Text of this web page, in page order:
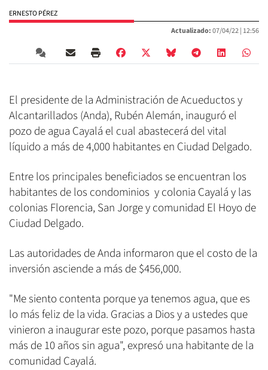
ERNESTO PÉREZ
Actualizado:07/04/22 | 12:56
El presidente de la Administración de Acueductos y
Alcantarillados (Anda), Rubén Alemán, inauguró el
pozo de agua Cayalá el cual abastecerá del vital
líquido a más de 4,000 habitantes en Ciudad Delgado.
Entre los principales beneficiados se encuentran los
habitantes de los condominios y colonia Cayalá y las
colonias Florencia, San Jorge y comunidad El Hoyo de
Ciudad Delgado.
Las autoridades de Anda informaron que el costo de la
inversión asciende a más de $456,000.
"Me siento contenta porque ya tenemos agua, que es
lo más feliz de la vida. Gracias a Dios y a ustedes que
vinieron a inaugurar este pozo, porque pasamos hasta
más de 10 años sin agua", expresó una habitante de la
comunidad Cayalá.